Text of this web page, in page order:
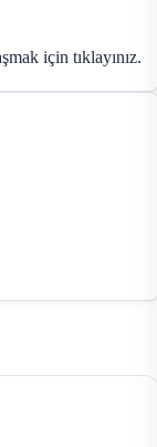
için tıklayınız.